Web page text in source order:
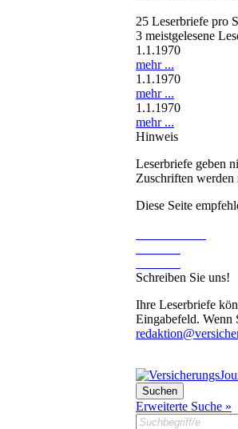
25 Leserbriefe pro
3 meistgelesene
1.1.1970
mehr ...
1.1.1970
mehr ...
1.1.1970
mehr ...
Hinweis
Leserbriefe geben
Zuschriften
Diese Seite
Schreiben Sie uns!
Ihre Leserbriefe
Eingabefeld. Wenn
Erweiterte Suche »